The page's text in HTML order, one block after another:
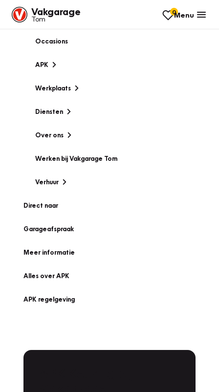
Vakgarage
Tom
0Menu
Occasions
APK
Werkplaats
Diensten
Over ons
Werken bij Vakgarage Tom
Verhuur
Direct naar
Garageafspraak
Meer informatie
Alles over APK
APK regelgeving